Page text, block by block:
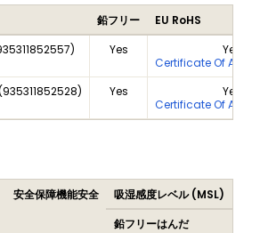
鉛フリー
EU RoHS
) Yes
Yes
Certificate Of
935311852528) Yes
Yes
Certificate Of
安全保障機能安全 吸湿感度レベル (MSL)
鉛フリーはんだ